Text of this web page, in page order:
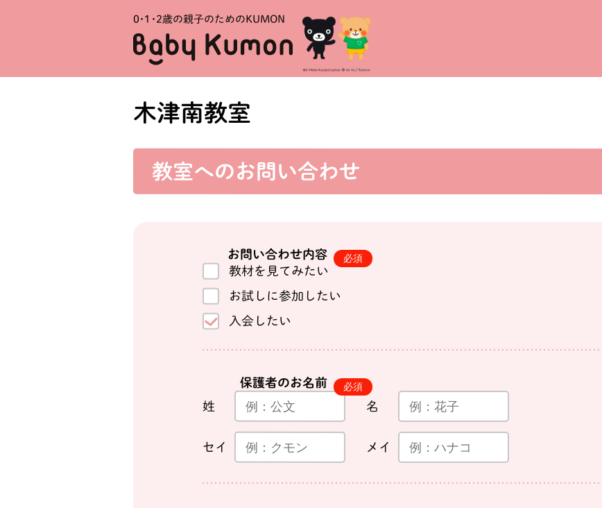
0・1・2歳の親子のためのKUMON
木津南教室
教室へのお問い合わせ
お問い合わせ内容
教材を見てみたい
お試しに参加したい
入会したい
保護者のお名前
姓 名
セイ メイ